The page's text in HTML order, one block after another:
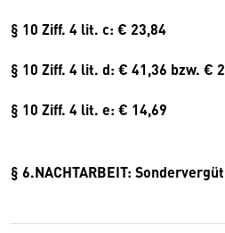
§ 10 Ziff. 4 lit. c: € 23,84
§ 10 Ziff. 4 lit. d: € 41,36 bzw. €
§ 10 Ziff. 4 lit. e: € 14,69
§ 6.NACHTARBEIT: